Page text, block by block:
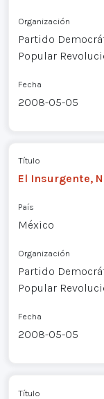
Organización
Partido
Popular
Fecha
2008-05-05
Título
El Insurgente,
País
México
Organización
Partido
Popular
Fecha
2008-05-05
Título